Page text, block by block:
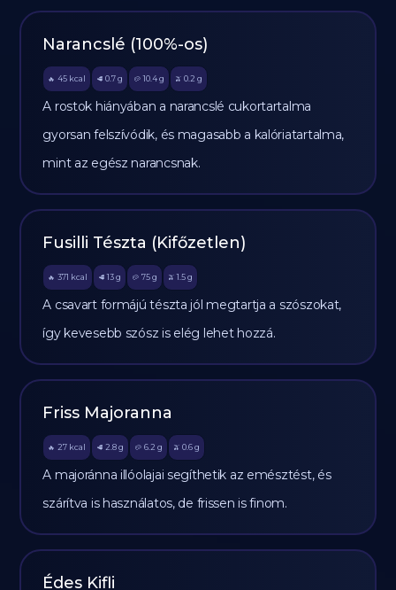
Narancslé (100%-os)
🔥 45 kcal 🥩 0.7 g 🥔 10.4g 🫒 0.2 g
A rostok hiányában a narancslé cukortartalma
gyorsan felszívódik, és magasabb a kalóriatartalma,
mint az egész narancsnak.
Fusilli Tészta (Kifőzetlen)
🔥 371 kcal 🥩 13 g 🥔 75g 🫒 1.5 g
A csavart formájú tészta jól megtartja a szószokat,
így kevesebb szósz is elég lehet hozzá.
Friss Majoranna
🔥 27 kcal 🥩 2.8 g 🥔 6.2 g 🫒 0.6 g
A majoránna illóolajai segíthetik az emésztést, és
szárítva is használatos, de frissen is finom.
Édes Kifli